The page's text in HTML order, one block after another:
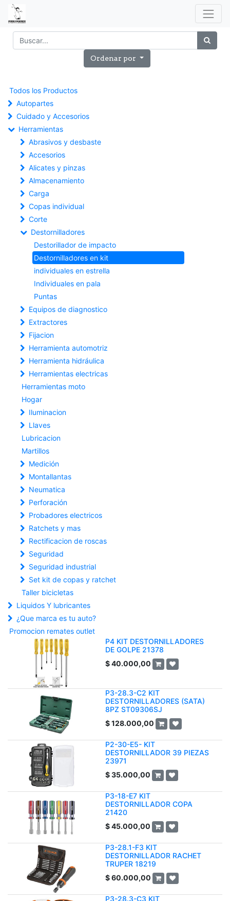
Ordenar por
Todos los Productos
Autopartes
Cuidado y Accesorios
Herramientas
Abrasivos y desbaste
Accesorios
Alicates y pinzas
Almacenamiento
Carga
Copas individual
Corte
Destornilladores
Destorillador de impacto
Destornilladores en kit
individuales en estrella
Individuales en pala
Puntas
Equipos de diagnostico
Extractores
Fijacion
Herramienta automotriz
Herramienta hidráulica
Herramientas electricas
Herramientas moto
Hogar
Iluminacion
Llaves
Lubricacion
Martillos
Medición
Montallantas
Neumatica
Perforación
Probadores electricos
Ratchets y mas
Rectificacion de roscas
Seguridad
Seguridad industrial
Set kit de copas y ratchet
Taller bicicletas
Liquidos Y lubricantes
¿Que marca es tu auto?
Promocion remates outlet
P4 KIT DESTORNILLADORES
DE GOLPE 21378
$40.000,00
P3-28.3-C2 KIT
DESTORNILLADORES (SATA)
8PZ ST09306SJ
$128.000,00
P2-30-E5- KIT
DESTORNILLADOR 39 PIEZAS
23971
$35.000,00
P3-18-E7 KIT
DESTORNILLADOR COPA
21420
$45.000,00
P3-28.1-F3 KIT
DESTORNILLADOR RACHET
TRUPER 18219
$60.000,00
P3-28.3-C3 KIT